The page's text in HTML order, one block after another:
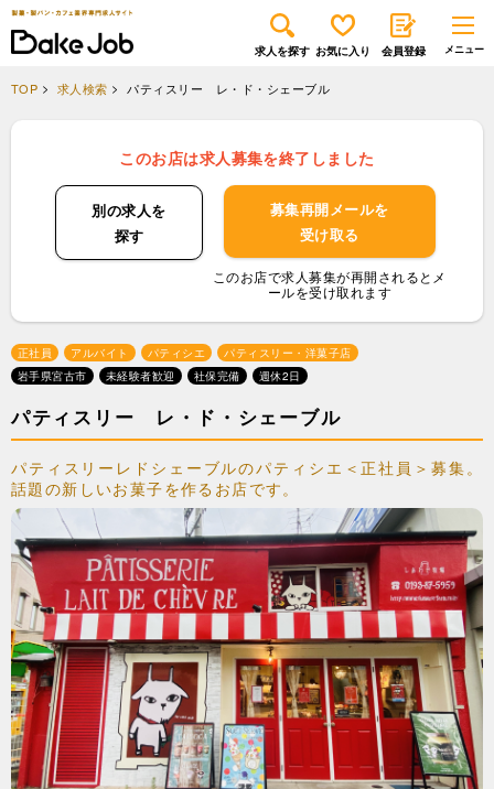
求人を探す お気に入り 会員登録
TOP 求人検索 パティスリー レ・ド・シェーブル
このお店は求人募集を終了しました
別の求人を
探す
募集再開メールを
受け取る
このお店で求人募集が再開されるとメ
ールを受け取れます
正社員 アルバイト パティシエ
パティスリー・洋菓子店
岩手県宮古市
未経験者歓迎 社保完備 週休2日
パティスリー レ・ド・シェーブル
パティスリーレドシェーブルのパティシエ＜正社員＞募集。
話題の新しいお菓子を作るお店です。